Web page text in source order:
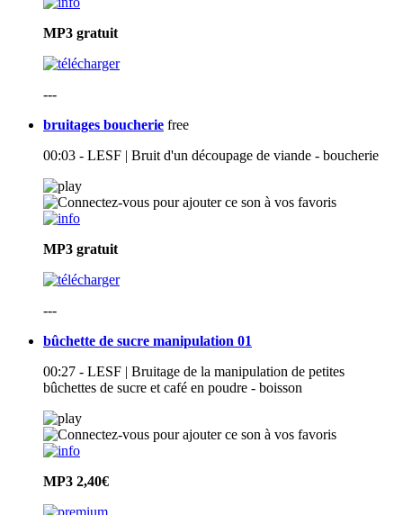
MP3 gratuit
---
bruitages boucherie free
00:03 - LESF | Bruit d'un découpage de viande - boucherie
MP3 gratuit
---
bûchette de sucre manipulation 01
00:27 - LESF | Bruitage de la manipulation de petites
bûchettes de sucre et café en poudre - boisson
MP3 2,40€